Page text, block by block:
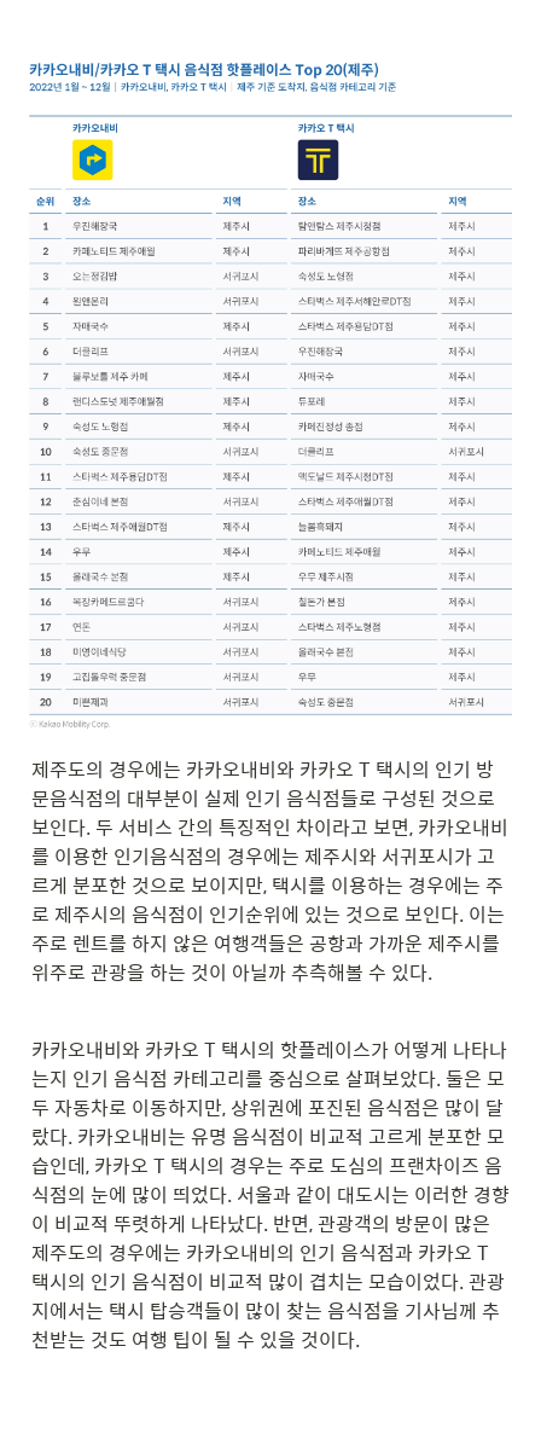
제주도의 경우에는 카카오내비와 카카오 T 택시의 인기 방
문음식점의 대부분이 실제 인기 음식점들로 구성된 것으로
보인다. 두 서비스 간의 특징적인 차이라고 보면, 카카오내비
를 이용한 인기음식점의 경우에는 제주시와 서귀포시가 고
르게 분포한 것으로 보이지만, 택시를 이용하는 경우에는 주
로 제주시의 음식점이 인기순위에 있는 것으로 보인다. 이는
주로 렌트를 하지 않은 여행객들은 공항과 가까운 제주시를
위주로 관광을 하는 것이 아닐까 추측해볼 수 있다.
카카오내비와 카카오 T 택시의 핫플레이스가 어떻게 나타나
는지 인기 음식점 카테고리를 중심으로 살펴보았다. 둘은 모
두 자동차로 이동하지만, 상위권에 포진된 음식점은 많이 달
랐다. 카카오내비는 유명 음식점이 비교적 고르게 분포한 모
습인데, 카카오 T 택시의 경우는 주로 도심의 프랜차이즈 음
식점의 눈에 많이 띄었다. 서울과 같이 대도시는 이러한 경향
이 비교적 뚜렷하게 나타났다. 반면, 관광객의 방문이 많은
제주도의 경우에는 카카오내비의 인기 음식점과 카카오 T
택시의 인기 음식점이 비교적 많이 겹치는 모습이었다. 관광
지에서는 택시 탑승객들이 많이 찾는 음식점을 기사님께 추
천받는 것도 여행 팁이 될 수 있을 것이다.